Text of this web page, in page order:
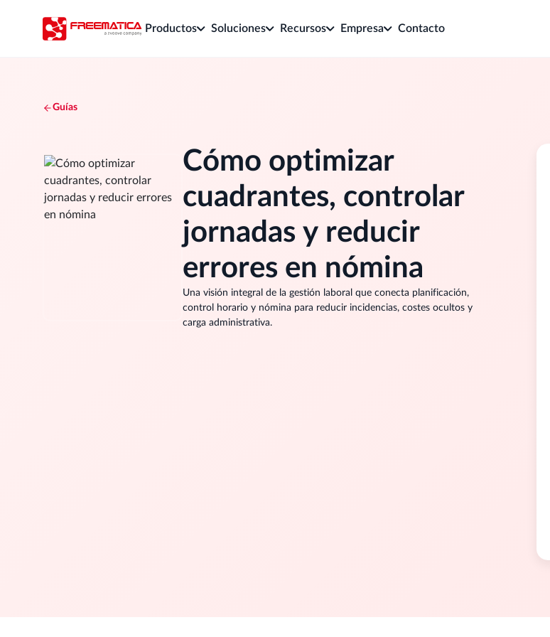
Productos Soluciones Recursos Empresa Contacto
Guías
Cómo optimizar
cuadrantes, controlar
jornadas y reducir
errores en nómina
Una visión integral de la gestión laboral que conecta planificación,
control horario y nómina para reducir incidencias, costes ocultos y
carga administrativa.